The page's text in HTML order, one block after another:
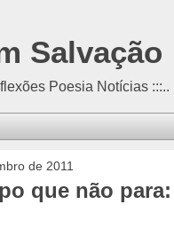
Salvação
Poesia Notícias :::..
de 2011
que não